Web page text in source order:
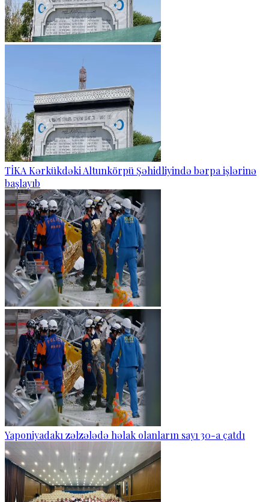
TİKA Kərkükdəki Altunkörpü Şəhidliyində bərpa işlərinə
başlayıb
Yaponiyadakı zəlzələdə həlak olanların sayı 30-a çatdı